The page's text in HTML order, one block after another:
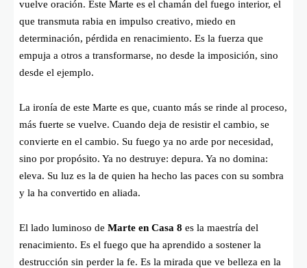
vuelve oración. Este Marte es el chamán del fuego interior, el
que transmuta rabia en impulso creativo, miedo en
determinación, pérdida en renacimiento. Es la fuerza que
empuja a otros a transformarse, no desde la imposición, sino
desde el ejemplo.
La ironía de este Marte es que, cuanto más se rinde al proceso,
más fuerte se vuelve. Cuando deja de resistir el cambio, se
convierte en el cambio. Su fuego ya no arde por necesidad,
sino por propósito. Ya no destruye: depura. Ya no domina:
eleva. Su luz es la de quien ha hecho las paces con su sombra
y la ha convertido en aliada.
El lado luminoso de Marte en Casa 8 es la maestría del
renacimiento. Es el fuego que ha aprendido a sostener la
destrucción sin perder la fe. Es la mirada que ve belleza en la